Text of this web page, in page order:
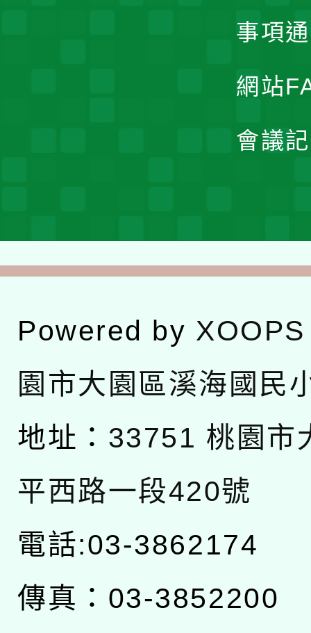
事項
網站
會議
Powered by XOOPS
園市大園區溪海國民
地址： 33751 桃園市
平西路一段420號
電話:03-3862174
傳真：03-3852200